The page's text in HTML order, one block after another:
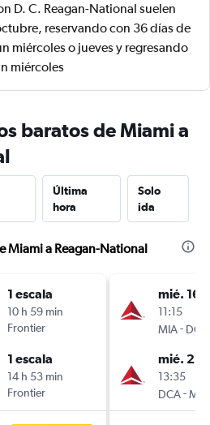
D. C. Reagan-National suelen
reservando con 36 días de
miércoles o jueves y regresando
miércoles
baratos de Miami a
Última
hora
Solo
ida
Miami a Reagan-National
1 escala
10 h 59 min
Frontier
1 escala
14 h 53 min
Frontier
mié.
11:15
MIA- DCA
mié.
13:35
DCA-MIA